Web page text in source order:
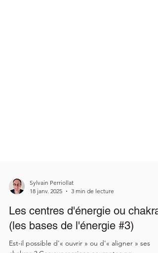
18 janv. 2025
3 min de lecture
Les centres d'énergie ou